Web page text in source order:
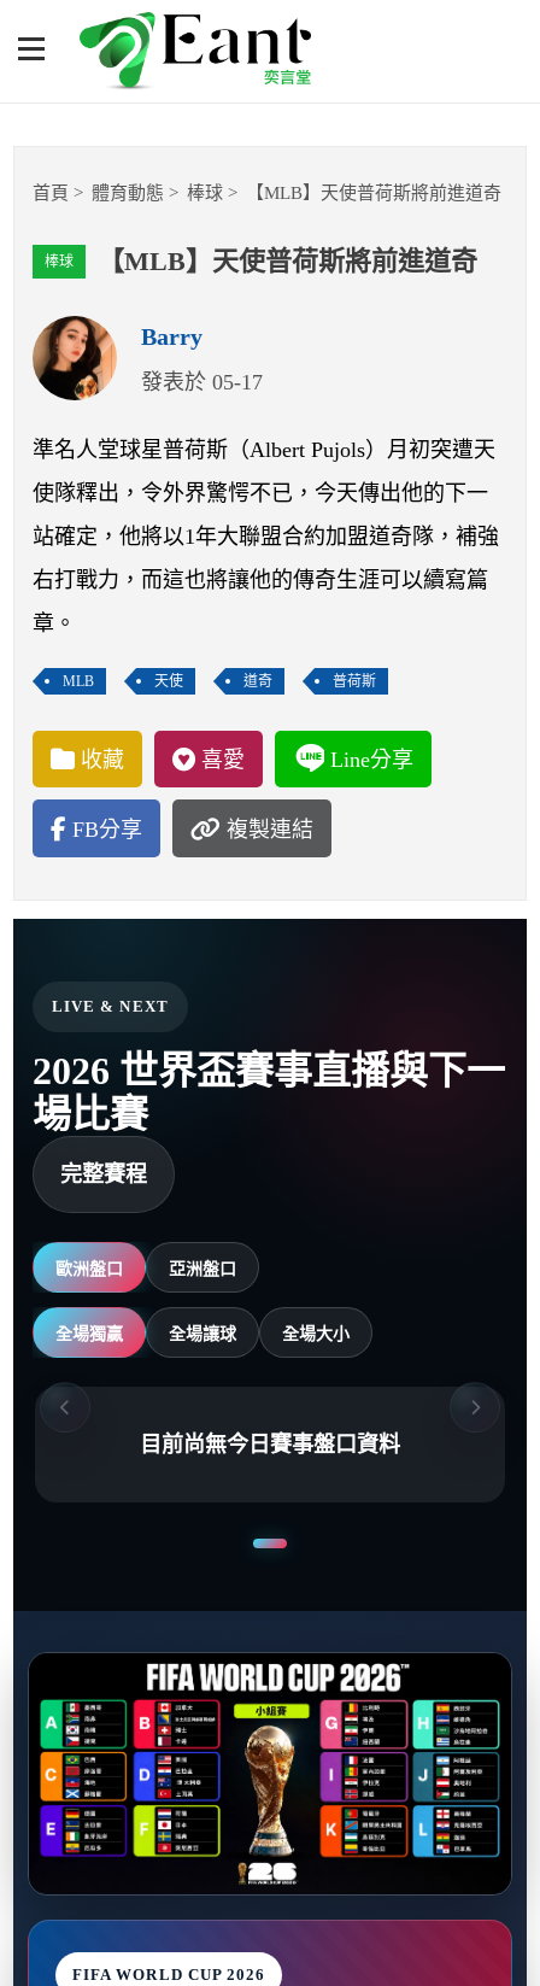
【MLB】天使普荷斯將前進
籃球
棒球
球隊數據
運彩報報
開賽列表
運彩教學專區
首頁 體育動態 棒球 【MLB】天使普荷斯將前進道奇
棒球 【MLB】天使普荷斯將前進道奇
Barry
發表於 05-17
準名人堂球星普荷斯（Albert Pujols）月初突遭天
使隊釋出，令外界驚愕不已，今天傳出他的下一
站確定，他將以1年大聯盟合約加盟道奇隊，補強
右打戰力，而這也將讓他的傳奇生涯可以續寫篇
章。
MLB 天使 道奇 普荷斯
收藏 喜愛 Line分享
FB分享 複製連結
LIVE & NEXT
2026 世界盃賽事直播與下一
場比賽
完整賽程
歐洲盤口 亞洲盤口
全場獨贏 全場讓球 全場大小
目前尚無今日賽事盤口資料
FIFA WORLD CUP 2026